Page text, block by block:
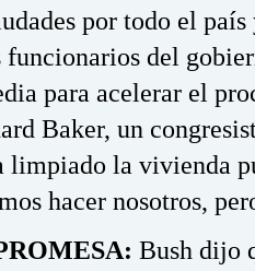
por todo el
funcionarios del
para acelerar el
Baker, un
limpiado la vivienda
hacer nosotros,
Bush dijo